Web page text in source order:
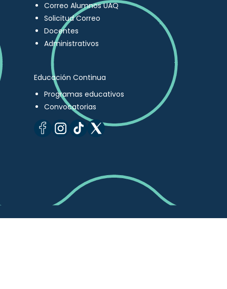
Correo Alumnos UAQ
Solicitud Correo
Docentes
Administrativos
Educación Continua
Programas educativos
Convocatorias